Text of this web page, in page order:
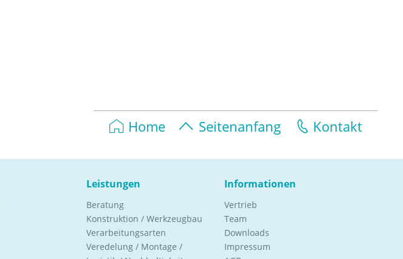
Home Seitenanfang Kontakt
Leistungen
Beratung
Konstruktion / Werkzeugbau
Verarbeitungsarten
Veredelung / Montage /
Informationen
Vertrieb
Team
Downloads
Impressum